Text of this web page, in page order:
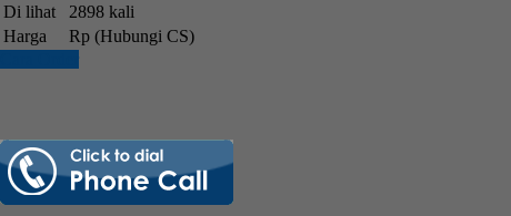
Di lihat
2898 kali
Harga
Rp (Hubungi CS)